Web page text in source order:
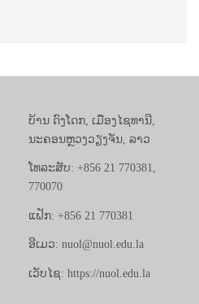
ບ້ານ ດົງໂດກ, ເມືອງໄຊທານີ,
ນະຄອນຫຼວງວຽງຈັນ, ລາວ
ໂທລະສັບ: +856 21 770381,
770070
ແຟັກ: +856 21 770381
ອີເມວ: nuol@nuol.edu.la
ເວັບໄຊ: https://nuol.edu.la